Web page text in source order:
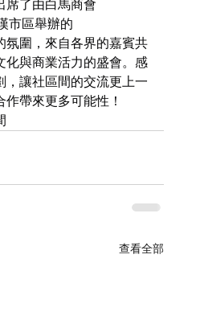
席了由白馬商會
市區舉辦的
氛圍，來自各界的嘉賓共
化與商業活力的盛會。感
，讓社區間的交流更上一
帶來更多可能性！
查看全部